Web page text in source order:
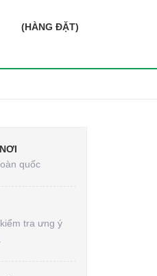
(HÀNG ĐẶT)
quốc
tra ưng ý